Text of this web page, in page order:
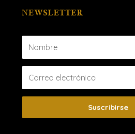
NEWSLETTER
Suscribirse